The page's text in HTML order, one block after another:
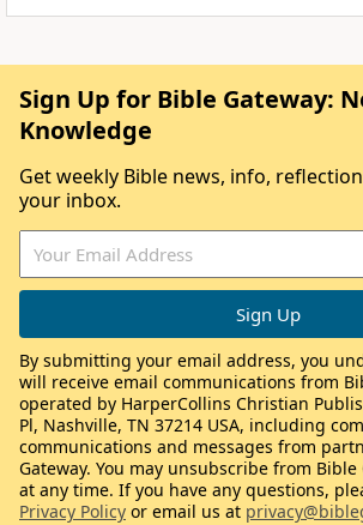
Sign Up for Bible Gateway:
Knowledge
Get weekly Bible news, info,
your inbox.
By submitting your email address, you
will receive email communications from
operated by HarperCollins Christian
Pl, Nashville, TN 37214 USA, including
communications and messages from
Gateway. You may unsubscribe from Bible
at any time. If you have any questions,
Privacy Policy or email us at